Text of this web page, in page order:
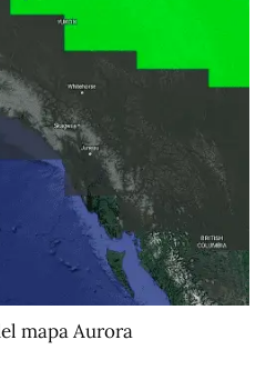
mapa Aurora